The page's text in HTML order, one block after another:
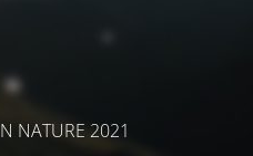
NATURE 2021